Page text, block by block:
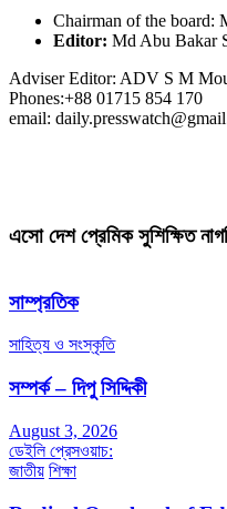
Chairman of the board:
Editor: Md Abu Bakar
Adviser Editor: ADV S M
Phones:+88 01715 854 170
email:
এসো দেশ প্রেমিক সুশিক্ষিত
সাম্প্রতিক
সাহিত্য ও সংস্কৃতি
সম্পর্ক – দিপু সিদ্দিকী
August 3, 2026
ডেইলি প্রেসওয়াচ:
জাতীয় শিক্ষা